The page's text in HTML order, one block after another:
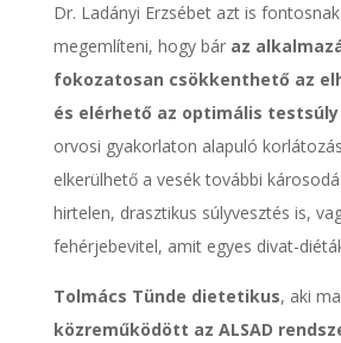
Dr. Ladányi Erzsébet azt is
megemlíteni, hogy bár az
fokozatosan csökkenthető az
és elérhető az optimális testsúly
orvosi gyakorlaton alapuló
elkerülhető a vesék további
hirtelen, drasztikus súlyvesztés is,
fehérjebevitel, amit egyes divat-
Tolmács Tünde dietetikus, aki
közreműködött az ALSAD